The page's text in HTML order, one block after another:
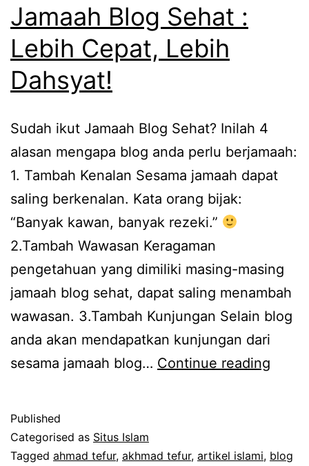
Jamaah Blog Sehat :
Lebih Cepat, Lebih
Dahsyat!
Sudah ikut Jamaah Blog Sehat? Inilah 4
alasan mengapa blog anda perlu berjamaah:
1. Tambah Kenalan Sesama jamaah dapat
saling berkenalan. Kata orang bijak:
“Banyak kawan, banyak rezeki.”
2.Tambah Wawasan Keragaman
pengetahuan yang dimiliki masing-masing
jamaah blog sehat, dapat saling menambah
wawasan. 3.Tambah Kunjungan Selain blog
anda akan mendapatkan kunjungan dari
sesama jamaah blog… Continue reading
Lebih
Published
Categorised as Situs Islam
Tagged ahmad tefur, akhmad tefur, artikel islami, blog